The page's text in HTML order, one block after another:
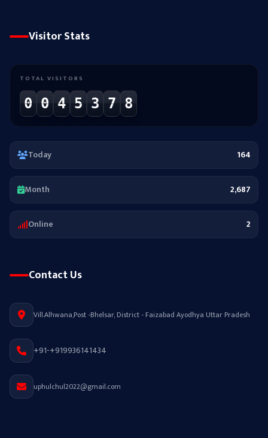
Visitor Stats
TOTAL VISITORS
0 0 4 5 3 7 8
Today 164
Month 2,687
Online 2
Contact Us
Vill.Alhwana,Post -Bhelsar, District - Faizabad Ayodhya Uttar Pradesh
+91-+919936141434
uphulchul2022@gmail.com